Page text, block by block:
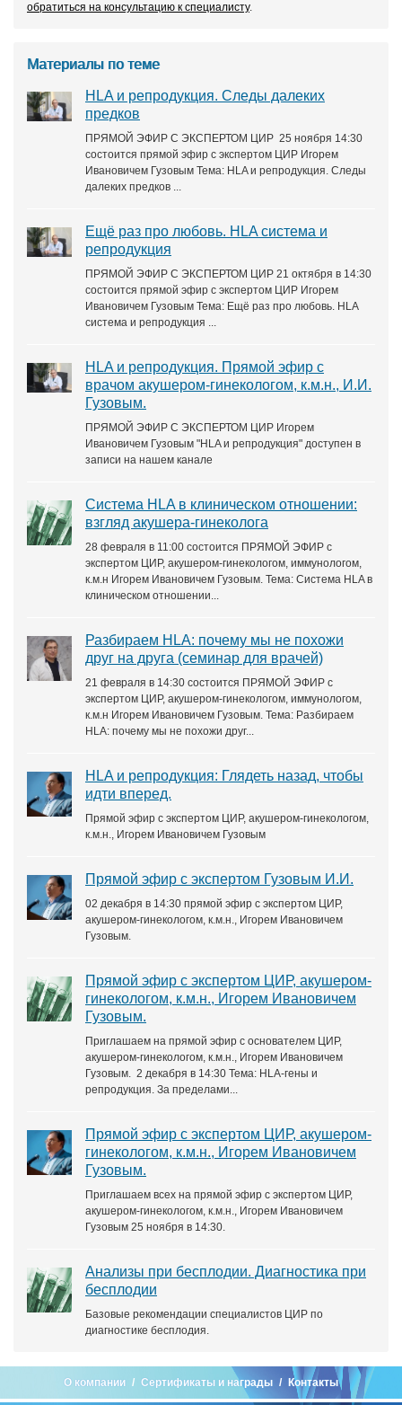
обратиться на консультацию к специалисту.
Материалы по теме
HLA и репродукция. Следы далеких
предков
ПРЯМОЙ ЭФИР С ЭКСПЕРТОМ ЦИР 25 ноября 14:30
состоится прямой эфир с экспертом ЦИР Игорем
Ивановичем Гузовым Тема: HLA и репродукция. Следы
далеких предков ...
Ещё раз про любовь. HLA система и
репродукция
ПРЯМОЙ ЭФИР С ЭКСПЕРТОМ ЦИР 21 октября в 14:30
состоится прямой эфир с экспертом ЦИР Игорем
Ивановичем Гузовым Тема: Ещё раз про любовь. HLA
система и репродукция ...
HLA и репродукция. Прямой эфир с
врачом акушером-гинекологом, к.м.н., И.И.
Гузовым.
ПРЯМОЙ ЭФИР С ЭКСПЕРТОМ ЦИР Игорем
Ивановичем Гузовым "HLA и репродукция" доступен в
записи на нашем канале
Система HLA в клиническом отношении:
взгляд акушера-гинеколога
28 февраля в 11:00 состоится ПРЯМОЙ ЭФИР с
экспертом ЦИР, акушером-гинекологом, иммунологом,
к.м.н Игорем Ивановичем Гузовым. Тема: Система HLA в
клиническом отношении...
Разбираем HLA: почему мы не похожи
друг на друга (семинар для врачей)
21 февраля в 14:30 состоится ПРЯМОЙ ЭФИР с
экспертом ЦИР, акушером-гинекологом, иммунологом,
к.м.н Игорем Ивановичем Гузовым. Тема: Разбираем
HLA: почему мы не похожи друг...
HLA и репродукция: Глядеть назад, чтобы
идти вперед.
Прямой эфир с экспертом ЦИР, акушером-гинекологом,
к.м.н., Игорем Ивановичем Гузовым
Прямой эфир с экспертом Гузовым И.И.
02 декабря в 14:30 прямой эфир с экспертом ЦИР,
акушером-гинекологом, к.м.н., Игорем Ивановичем
Гузовым.
Прямой эфир с экспертом ЦИР, акушером-
гинекологом, к.м.н., Игорем Ивановичем
Гузовым.
Приглашаем на прямой эфир с основателем ЦИР,
акушером-гинекологом, к.м.н., Игорем Ивановичем
Гузовым. 2 декабря в 14:30 Тема: HLA-гены и
репродукция. За пределами...
Прямой эфир с экспертом ЦИР, акушером-
гинекологом, к.м.н., Игорем Ивановичем
Гузовым.
Приглашаем всех на прямой эфир с экспертом ЦИР,
акушером-гинекологом, к.м.н., Игорем Ивановичем
Гузовым 25 ноября в 14:30.
Анализы при бесплодии. Диагностика при
бесплодии
Базовые рекомендации специалистов ЦИР по
диагностике бесплодия.
О компании Сертификаты и награды Контакты